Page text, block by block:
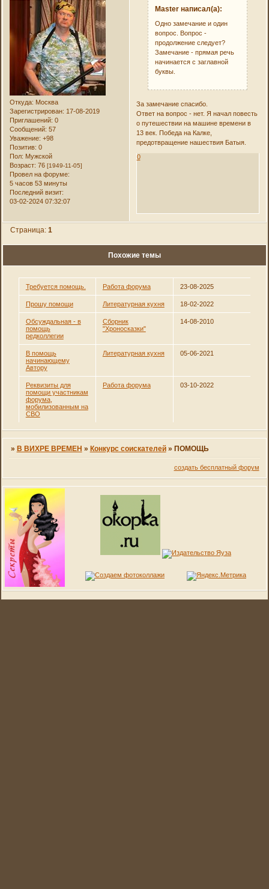
Откуда: Москва
Зарегистрирован: 17-08-2019
Приглашений: 0
Сообщений: 57
Уважение: +98
Позитив: 0
Пол: Мужской
Возраст: 76[1949-11-05]
Провел на форуме:
5 часов 53 минуты
Последний визит:
03-02-2024 07:32:07
Master написал(а):
Одно замечание и один
вопрос. Вопрос -
продолжение следует?
Замечание - прямая речь
начинается с заглавной
буквы.
За замечание спасибо.
Ответ на вопрос - нет. Я начал повесть
о путешествии на машине времени в
13 век. Победа на Калке,
предотвращение нашествия Батыя.
0
Страница: 1
Похожие темы
Требуется помощь. Работа форума 23-08-2025
Прошу помощи Литературная кухня 18-02-2022
Обсуждальная - в
помощь
редколлегии
Сборник
"Хроносказки"
14-08-2010
В помощь
начинающему
Автору
Литературная кухня 05-06-2021
Реквизиты для
помощи участникам
форума,
мобилизованным на
СВО
Работа форума 03-10-2022
» В ВИХРЕ ВРЕМЕН » Конкурс соискателей » ПОМОЩЬ
создать бесплатный форум